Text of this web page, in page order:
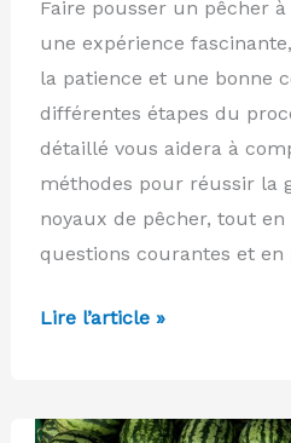
Faire pousser un pêcher
une expérience
la patience et une bonne
différentes étapes du
détaillé vous aidera à
méthodes pour réussir la
noyaux de pêcher, tout
questions courantes et en
Guide
culture
Lire l’article »